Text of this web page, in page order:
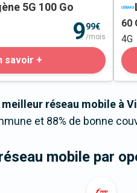
5G 100 Go
999€
/mois
savoir +
60
4G
réseau mobile à
et 88% de bonne
mobile par